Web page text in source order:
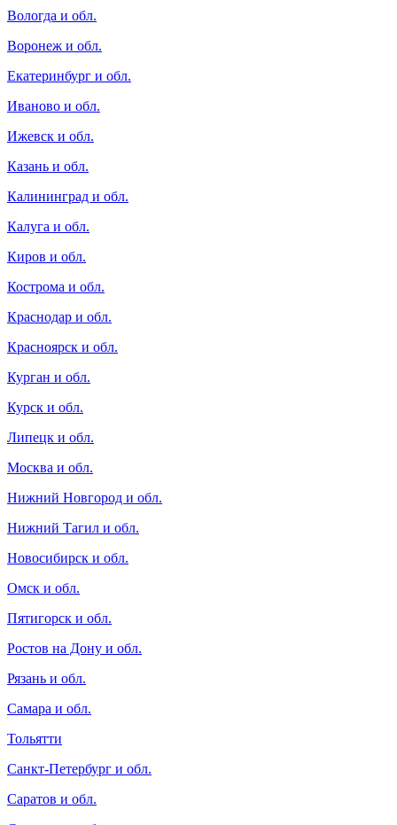
Вологда и обл.
Воронеж и обл.
Екатеринбург и обл.
Иваново и обл.
Ижевск и обл.
Казань и обл.
Калининград и обл.
Калуга и обл.
Киров и обл.
Кострома и обл.
Краснодар и обл.
Красноярск и обл.
Курган и обл.
Курск и обл.
Липецк и обл.
Москва и обл.
Нижний Новгород и обл.
Нижний Тагил и обл.
Новосибирск и обл.
Омск и обл.
Пятигорск и обл.
Ростов на Дону и обл.
Рязань и обл.
Самара и обл.
Тольятти
Санкт-Петербург и обл.
Саратов и обл.